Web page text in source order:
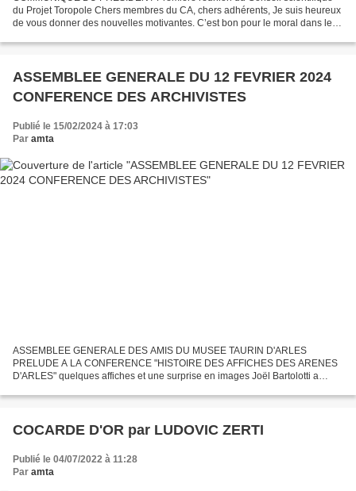
du Projet Toropole Chers membres du CA, chers adhérents, Je suis heureux
de vous donner des nouvelles motivantes. C’est bon pour le moral dans le
ASSEMBLEE GENERALE DU 12 FEVRIER 2024
CONFERENCE DES ARCHIVISTES
Publié le 15/02/2024 à 17:03
Par amta
ASSEMBLEE GENERALE DES AMIS DU MUSEE TAURIN D'ARLES
PRELUDE A LA CONFERENCE "HISTOIRE DES AFFICHES DES ARENES
D'ARLES" quelques affiches et une surprise en images Joël Bartolotti a
COCARDE D'OR par LUDOVIC ZERTI
Publié le 04/07/2022 à 11:28
Par amta